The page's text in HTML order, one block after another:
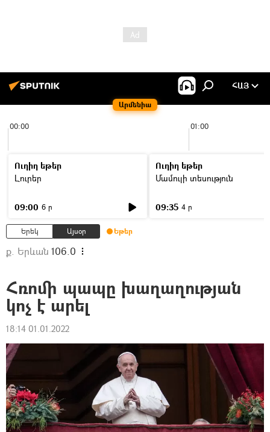
Արմենիա
ՀԱՅ
00:00 01:00
Ուղիղ եթեր
Լուրեր
09:00 6 ր
Ուղիղ եթեր
Մամուլի տեսություն
09:35 4 ր
Երեկ Այսօր Եթեր
ք. Երևան 106.0
Հռոմի պապը խաղաղության
կոչ է արել
18:14 01.01.2022